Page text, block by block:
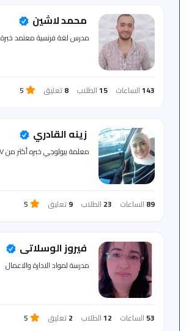
محمد لاشين
مدرس لغة فرنسية معتمد خبرة 16 سنة
143الساعات 15الطلاب 8تعليق 5
زينه القادري
معلمة بيولوجي خبره أكثر من ٧ سنوات
89 الساعات 23 الطلاب 9تعليق 5
فيروز الوسلاتى
مدرسة لمواد الادارة والاعمال
53الساعات 12الطلاب 2تعليق 5